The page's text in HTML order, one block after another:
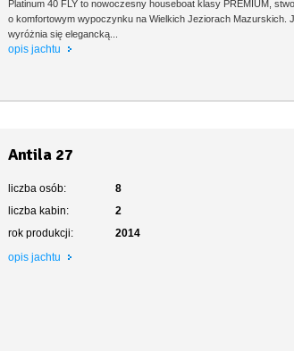
Platinum 40 FLY to nowoczesny houseboat klasy PREMIUM,
o komfortowym wypoczynku na Wielkich Jeziorach Mazurskich.
wyróżnia się elegancką...
opis jachtu
Antila 27
liczba osób:
8
liczba kabin:
2
rok produkcji:
2014
opis jachtu